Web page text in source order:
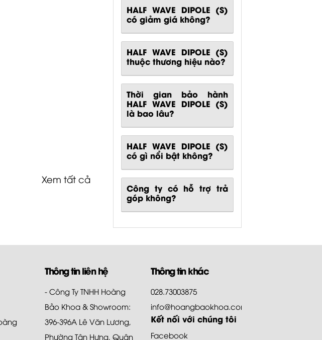
Xem tất cả
HALF WAVE DIPOLE (S)
có giảm giá không?
HALF WAVE DIPOLE (S)
thuộc thương hiệu nào?
Thời gian bảo hành
HALF WAVE DIPOLE (S)
là bao lâu?
HALF WAVE DIPOLE (S)
có gì nổi bật không?
Công ty có hỗ trợ trả
góp không?
Thông tin liên hệ
- Công Ty TNHH Hoàng
Bảo Khoa & Showroom:
396-396A Lê Văn Lương,
Phường Tân Hưng, Quận
Thông tin khác
028.73003875
info@hoangbaokhoa.com
Kết nối với chúng tôi
Facebook